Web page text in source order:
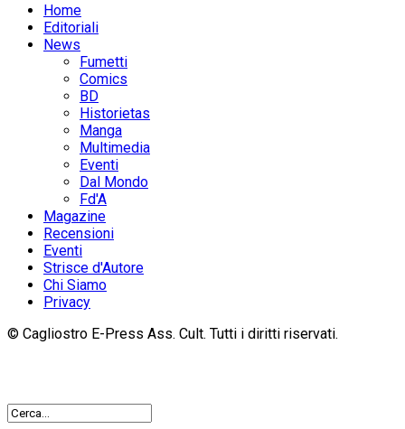
Home
Editoriali
News
Fumetti
Comics
BD
Historietas
Manga
Multimedia
Eventi
Dal Mondo
Fd'A
Magazine
Recensioni
Eventi
Strisce d'Autore
Chi Siamo
Privacy
© Cagliostro E-Press Ass. Cult. Tutti i diritti riservati.